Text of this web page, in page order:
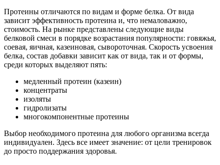
Протеины отличаются по видам и форме белка. От вида
зависит эффективность протеина и, что немаловажно,
стоимость. На рынке представлены следующие виды
белковой смеси в порядке возрастания популярности: говяжья,
соевая, яичная, казеиновая, сывороточная. Скорость усвоения
белка, состав добавки зависит как от вида, так и от формы,
среди которых выделяют пять:
медленный протеин (казеин)
концентраты
изоляты
гидролизаты
многокомпонентные протеины
Выбор необходимого протеина для любого организма всегда
индивидуален. Здесь все имеет значение: от цели тренировок
до просто поддержания здоровья.